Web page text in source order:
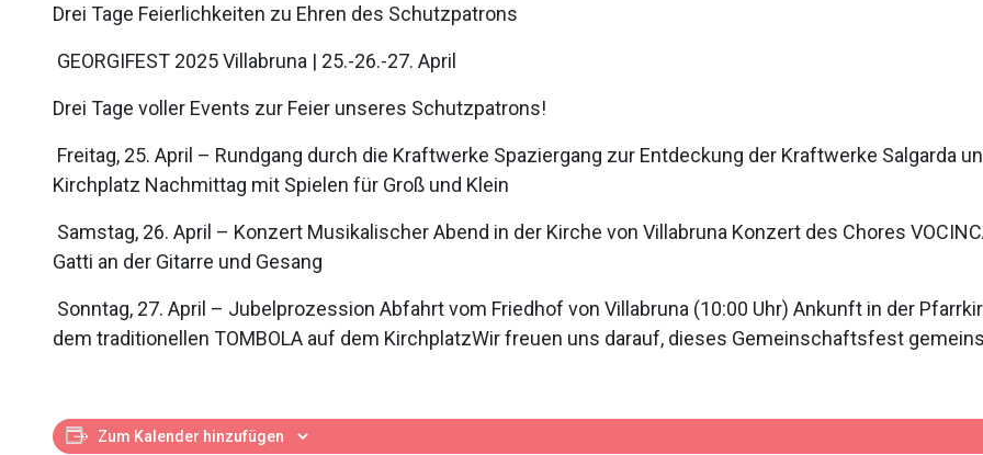
Drei Tage Feierlichkeiten zu Ehren des Schutzpatrons
GEORGIFEST 2025 Villabruna | 25.-26.-27. April
Drei Tage voller Events zur Feier unseres Schutzpatrons!
Freitag, 25. April – Rundgang durch die Kraftwerke Spaziergang zur Entdeckung der Kraftwerke Salgarda
Kirchplatz Nachmittag mit Spielen für Groß und Klein
Samstag, 26. April – Konzert Musikalischer Abend in der Kirche von Villabruna Konzert des Chores
Gatti an der Gitarre und Gesang
Sonntag, 27. April – Jubelprozession Abfahrt vom Friedhof von Villabruna (10:00 Uhr) Ankunft in der
dem traditionellen TOMBOLA auf dem KirchplatzWir freuen uns darauf, dieses Gemeinschaftsfest
Zum Kalender hinzufügen